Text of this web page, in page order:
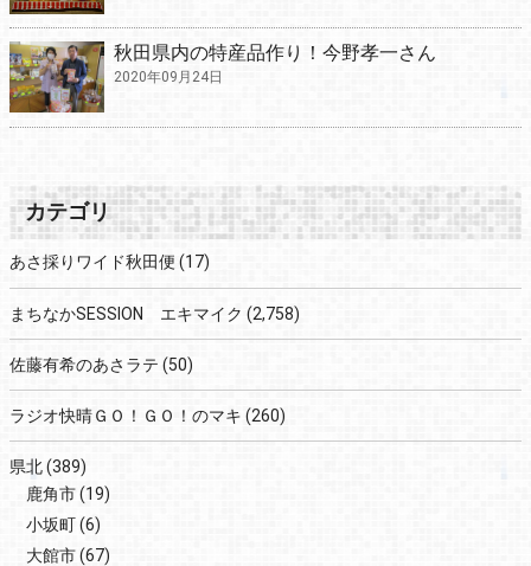
秋田県内の特産品作り！今野孝一さん
2020年09月24日
カテゴリ
あさ採りワイド秋田便 (17)
まちなかSESSION エキマイク (2,758)
佐藤有希のあさラテ (50)
ラジオ快晴ＧＯ！ＧＯ！のマキ (260)
県北(389)
鹿角市(19)
小坂町(6)
大館市(67)